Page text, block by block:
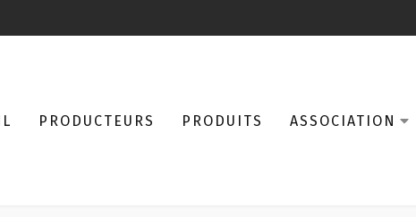
PRODUCTEURS PRODUITS ASSOCIATION